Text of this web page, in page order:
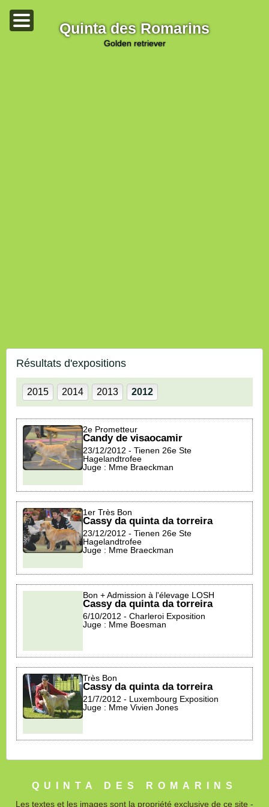
Quinta des Romarins
golden retriever
Résultats d'expositions
2015 2014 2013 2012
2e Prometteur
Candy de visaocamir
23/12/2012 - Tienen 26e Ste
Hagelandtrofee
Juge : Mme Braeckman
1er Très Bon
Cassy da quinta da torreira
23/12/2012 - Tienen 26e Ste
Hagelandtrofee
Juge : Mme Braeckman
Bon + Admission à l'élevage LOSH
Cassy da quinta da torreira
6/10/2012 - Charleroi Exposition
Juge : Mme Boesman
Très Bon
Cassy da quinta da torreira
21/7/2012 - Luxembourg Exposition
Juge : Mme Vivien Jones
QUINTA DES ROMARINS
Les textes et les images sont la propriété exclusive de ce site -